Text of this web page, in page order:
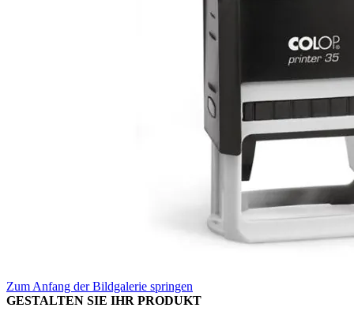
Zum Anfang der Bildgalerie springen
GESTALTEN SIE IHR PRODUKT